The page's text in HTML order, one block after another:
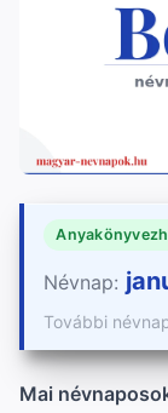
Névnap:
További
Mai